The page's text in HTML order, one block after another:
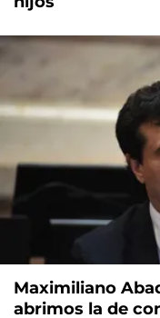
Maximiliano
abrimos la de